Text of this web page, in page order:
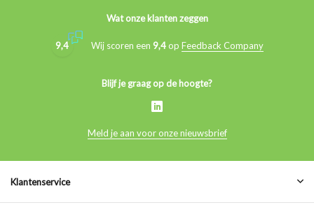
Wat onze klanten zeggen
9,4 Wij scoren een 9,4op Feedback Company
Blijf je graag op de hoogte?
Meld je aan voor onze nieuwsbrief
Klantenservice